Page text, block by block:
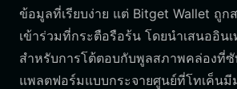
ข้อมูลที่เรียบง่าย แต่ Bitget Wallet ถูก
เข้าร่วมที่กระตือรือร้น โดยนำเสนออิน
สำหรับการโต้ตอบกับพูลสภาพคล่องที่
แพลตฟอร์มแบบกระจายศูนย์ที่โทเค็นมี